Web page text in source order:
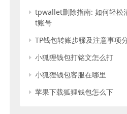
tpwallet删除指南: 如何轻松
t账号
TP钱包转账步骤及注意事项
小狐狸钱包打铭文怎么打
小狐狸钱包客服在哪里
苹果下载狐狸钱包怎么下